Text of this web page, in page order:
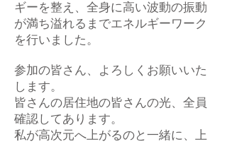
ギーを整え、全身に高い波動の振動
が満ち溢れるまでエネルギーワーク
を行いました。
参加の皆さん、よろしくお願いいた
します。
皆さんの居住地の皆さんの光、全員
確認してあります。
私が高次元へ上がるのと一緒に、上